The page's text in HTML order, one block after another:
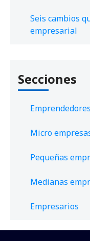
Seis cambios
empresarial
Secciones
Emprendedores
Micro
Pequeñas
Medianas
Empresarios